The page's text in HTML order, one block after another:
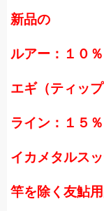
新品の
ルアー：１０
エギ（ティッ
ライン：１５
イカメタルス
竿を除く友鮎